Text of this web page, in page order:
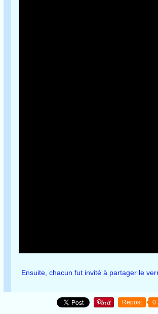
Ensuite, chacun fut invité à partager le
Repost 0